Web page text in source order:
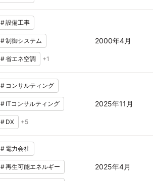
#設備工事
#制御システム
#省エネ空調 +1
2000年4月
# コンサルティング
# ITコンサルティング
# DX +5
2025年11月
# 電力会社
#再生可能エネルギー 2025年4月